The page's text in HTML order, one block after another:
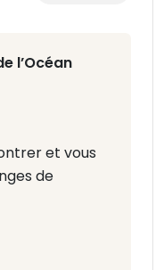
l’Océan
et vous
de